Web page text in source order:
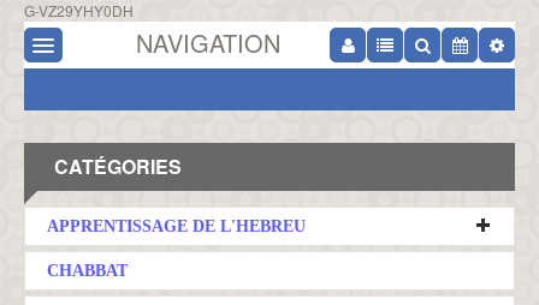
G-VZ29YHY0DH
NAVIGATION
CATÉGORIES
APPRENTISSAGE DE L'HEBREU
CHABBAT